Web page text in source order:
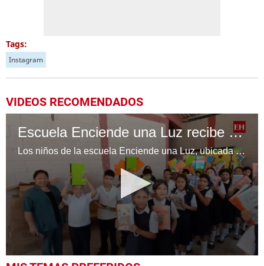
Tags:
Instagram
VIDEOS RECOMENDADOS
Escuela Enciende una Luz recibe cuadernos Quick, gracias a la Maratón del Saber
Los niños de la escuela Enciende una Luz, ubicada en la colonia Altos de Santa Rosa, al sur de Tegucigalpa, recibieron cuadernos Quick como parte de la Campaña Maratón del Saber.